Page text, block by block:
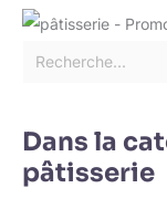
Dans la
pâtisserie